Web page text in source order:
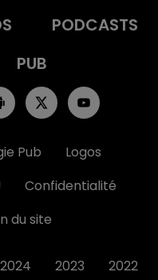
PODCASTS
PUB
Pub
Logos
Confidentialité
du site
2024 2023 2022